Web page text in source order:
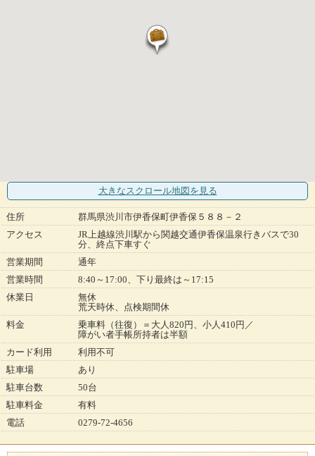
大きなスクロール地図 を見る
住所
群馬県渋川市伊香保町伊香保５８８－２
アクセス
JR上越線渋川駅から関越交通伊香保温泉行きバスで30
分、終点下車すぐ
営業期間
通年
営業時間
8:40～17:00、下り最終は～17:15
休業日
無休
荒天時休、点検期間休
料金
乗車料（往復）＝大人820円、小人410円／
障がい者手帳所持者は半額
カード利用
利用不可
駐車場
あり
駐車台数
50台
駐車料金
有料
電話
0279-72-4656